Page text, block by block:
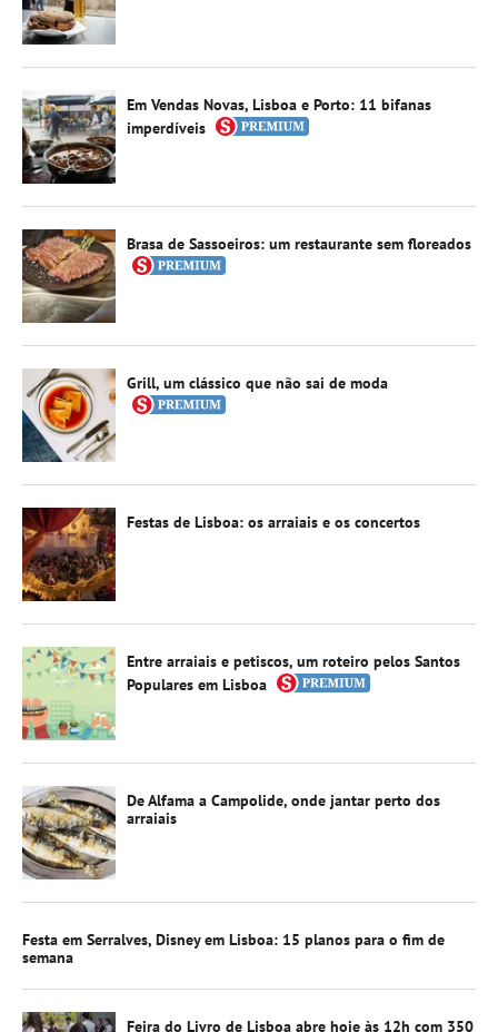
Em Vendas Novas, Lisboa e Porto: 11 bifanas
imperdíveis
Brasa de Sassoeiros: um restaurante sem floreados
Grill, um clássico que não sai de moda
Festas de Lisboa: os arraiais e os concertos
Entre arraiais e petiscos, um roteiro pelos Santos
Populares em Lisboa
De Alfama a Campolide, onde jantar perto dos
arraiais
Festa em Serralves, Disney em Lisboa: 15 planos para o fim de
semana
Feira do Livro de Lisboa abre hoje às 12h com 350